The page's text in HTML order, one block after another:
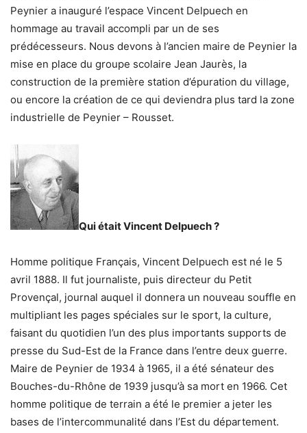
Peynier a inauguré l’espace Vincent Delpuech en
hommage au travail accompli par un de ses
prédécesseurs. Nous devons à l’ancien maire de Peynier la
mise en place du groupe scolaire Jean Jaurès, la
construction de la première station d’épuration du village,
ou encore la création de ce qui deviendra plus tard la zone
industrielle de Peynier – Rousset.
Qui était Vincent Delpuech ?
Homme politique Français, Vincent Delpuech est né le 5
avril 1888. Il fut journaliste, puis directeur du Petit
Provençal, journal auquel il donnera un nouveau souffle en
multipliant les pages spéciales sur le sport, la culture,
faisant du quotidien l’un des plus importants supports de
presse du Sud-Est de la France dans l’entre deux guerre.
Maire de Peynier de 1934 à 1965, il a été sénateur des
Bouches-du-Rhône de 1939 jusqu’à sa mort en 1966. Cet
homme politique de terrain a été le premier a jeter les
bases de l’intercommunalité dans l’Est du département.